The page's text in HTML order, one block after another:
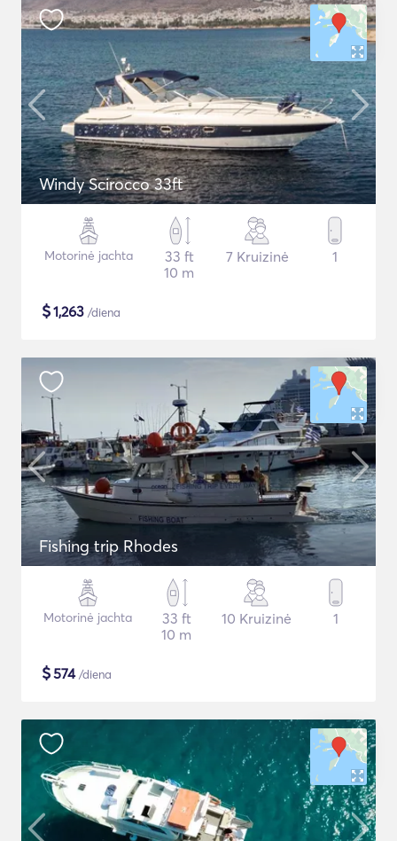
Windy Scirocco 33ft
Motorinė jachta
33 ft
10 m
7 Kruizinė 1
$1,263 /diena
Fishing trip Rhodes
Motorinė jachta
33 ft
10 m
10 Kruizinė 1
$574/diena